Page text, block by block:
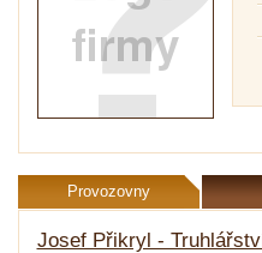
Provozovny
Josef Přikryl -